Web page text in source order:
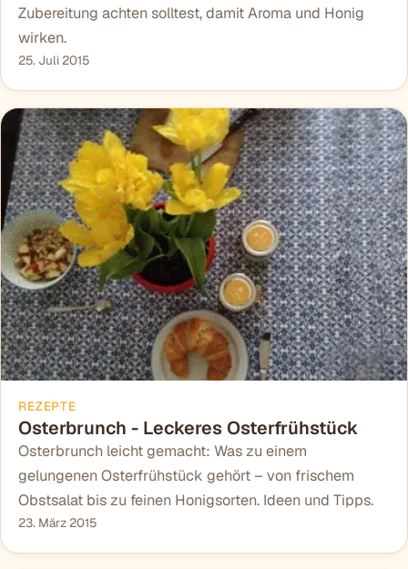
Zubereitung achten solltest, damit Aroma und Honig
wirken.
25. Juli 2015
REZEPTE
Osterbrunch - Leckeres Osterfrühstück
Osterbrunch leicht gemacht: Was zu einem
gelungenen Osterfrühstück gehört – von frischem
Obstsalat bis zu feinen Honigsorten. Ideen und Tipps.
23. März 2015